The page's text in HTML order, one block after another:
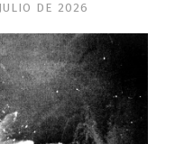
DE 2026